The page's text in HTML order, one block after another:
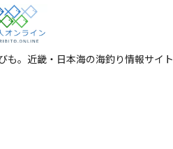
も。近畿・日本海の海釣り情報サイト